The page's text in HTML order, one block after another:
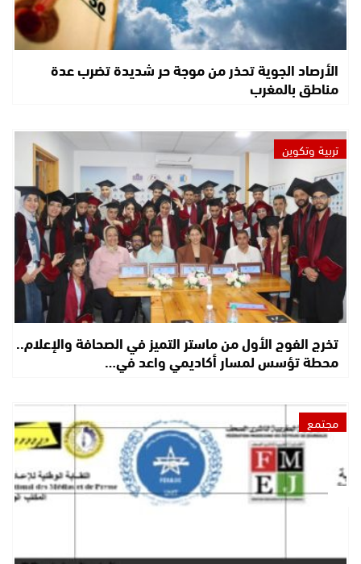
الأرصاد الجوية تحذر من موجة حر شديدة تضرب عدة
مناطق بالمغرب
تربية وتكوين
تخرج الفوج الأول من ماستر التميز في الصحافة والإعلام..
محطة تؤسس لمسار أكاديمي واعد في…
مجتمع